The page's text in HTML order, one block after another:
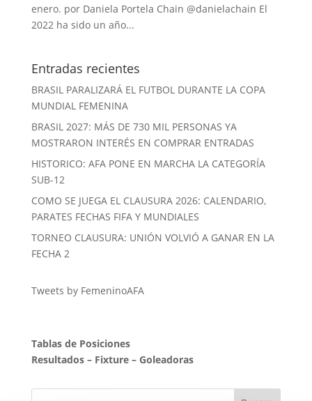
enero. por Daniela Portela Chain @danielachain El
2022 ha sido un año...
Entradas recientes
BRASIL PARALIZARÁ EL FUTBOL DURANTE LA COPA
MUNDIAL FEMENINA
BRASIL 2027: MÁS DE 730 MIL PERSONAS YA
MOSTRARON INTERÉS EN COMPRAR ENTRADAS
HISTORICO: AFA PONE EN MARCHA LA CATEGORÍA
SUB-12
COMO SE JUEGA EL CLAUSURA 2026: CALENDARIO,
PARATES FECHAS FIFA Y MUNDIALES
TORNEO CLAUSURA: UNIÓN VOLVIÓ A GANAR EN LA
FECHA 2
Tweets by FemeninoAFA
Tablas de Posiciones
Resultados– Fixture– Goleadoras